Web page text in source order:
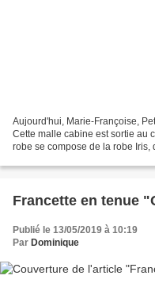
Aujourd'hui, Marie-Françoise,
Cette malle cabine est sortie au
robe se compose de la robe
Francette en tenue
Publié le 13/05/2019 à 10:19
Par Dominique